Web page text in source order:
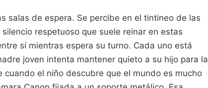
salas de espera. Se percibe en el tintineo de las
respetuoso que suele reinar en estas
sí mientras espera su turno. Cada uno está
joven intenta mantener quieto a su hijo para la
el niño descubre que el mundo es mucho